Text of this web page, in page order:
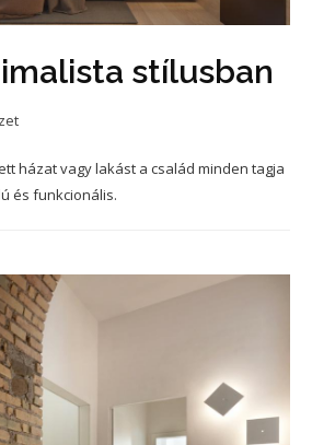
stílusban
házat vagy lakást a család minden tagja
és funkcionális.